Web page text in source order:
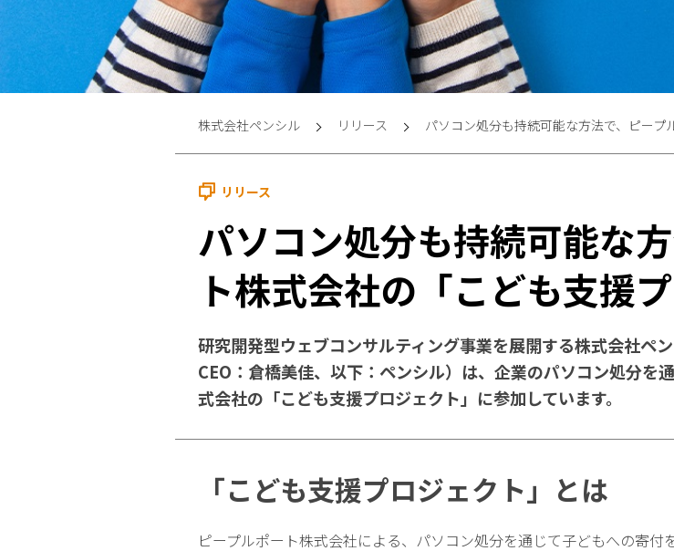
株式会社ペンシル リリース パソコン処分も持続可能な方法で、ピー
リリース
パソコン処分も持続可能な
ト株式会社の「こども支援
研究開発型ウェブコンサルティング事業を展開する株式会社ペ
CEO：倉橋美佳、以下：ペンシル）は、企業のパソコン処分を
式会社の「こども支援プロジェクト」に参加しています。
「こども支援プロジェクト」とは
ピープルポート株式会社による、パソコン処分を通じて子どもへの寄付